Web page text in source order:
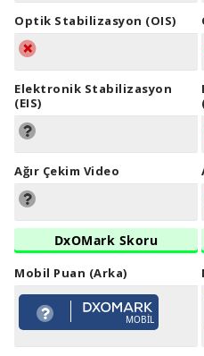
Optik Stabilizasyon (OIS)
Elektronik Stabilizasyon
(EIS)
Ağır Çekim Video
DxOMark Skoru
Mobil Puan (Arka)
MOBIL